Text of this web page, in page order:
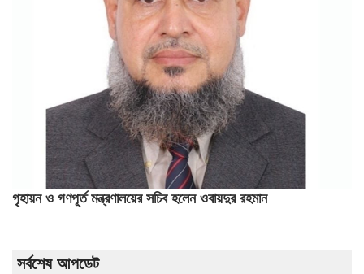
গৃহায়ন ও গণপূর্ত মন্ত্রণালয়ের সচিব হলেন ওবায়দুর রহমান
সর্বশেষ আপডেট